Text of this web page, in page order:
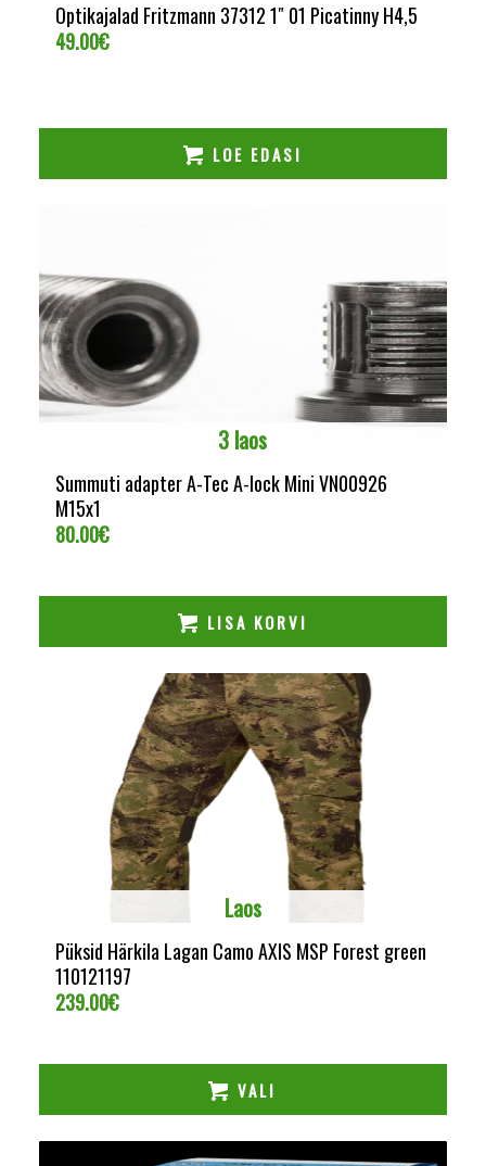
Optikajalad Fritzmann 37312 1″ 01 Picatinny H4,5
49.00€
LOE EDASI
3 laos
Summuti adapter A-Tec A-lock Mini VN00926
M15x1
80.00€
LISA KORVI
Laos
Püksid Härkila Lagan Camo AXIS MSP Forest green
110121197
239.00€
VALI